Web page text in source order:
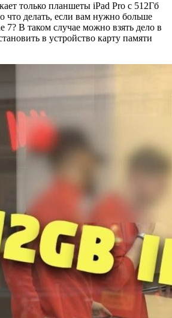
только планшеты iPad Pro с 512Гб
что делать, если вам нужно больше
7? В таком случае можно взять дело в
в устройство карту памяти